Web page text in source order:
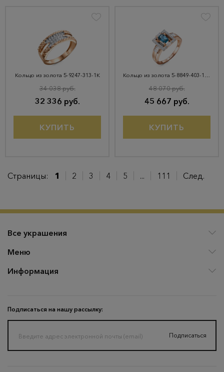
Кольцо из золота 5-9247-313-1К
32 336 руб.
34 038 руб.
КУПИТЬ
Кольцо из золота 5-8849-403-1К-Тлд
45 667 руб.
48 070 руб.
КУПИТЬ
Страницы: 1 2 3 4 5 ... 111 След.
Подписаться на нашу рассылку:
Подписаться
Все украшения
Меню
Информация